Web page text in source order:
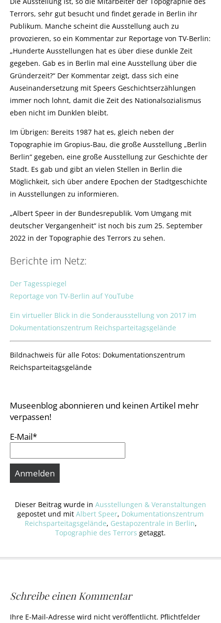
Terrors, sehr gut besucht und findet gerade in Berlin ihr
Publikum. Manche scheint die Ausstellung auch zu
provozieren, so ein Kommentar zur Reportage von TV-Berlin:
„Hunderte Ausstellungen hat es über diese dunkle Zeit
gegeben. Gab es in Berlin mal eine Ausstellung über die
Gründerzeit?“ Der Kommentar zeigt, dass sich eine
Auseinandersetzung mit Speers Geschichtserzählungen
immer noch lohnt, damit die Zeit des Nationalsozialismus
eben nicht im Dunklen bleibt.
Im Übrigen: Bereits 1987 hat es, gleich neben der
Topographie im Gropius-Bau, die große Ausstellung „Berlin
Berlin“ gegeben, eine große Ausstellung zur Geschichte der
Stadt. Es gab und gibt an vielen Stellen in Berlin die
Möglichkeit, sich über andere Epochen der Stadtgeschichte
in Ausstellungen zu informieren.
„Albert Speer in der Bundesrepublik. Vom Umgang mit
deutscher Vergangenheit“ ist noch bis zum 25. September
2022 in der Topographie des Terrors zu sehen.
Berichte im Netz:
Der Tagesspiegel
Reportage von TV-Berlin auf YouTube
Ein virtueller Blick in die Sonderausstellung von 2017 im
Dokumentationszentrum Reichsparteitagsgelände
Bildnachweis für alle Fotos: Dokumentationszentrum
Reichsparteitagsgelände
Museenblog abonnieren und keinen Artikel mehr
verpassen!
E-Mail*
Dieser Beitrag wurde in Ausstellungen & Veranstaltungen
gepostet und mit Albert Speer, Dokumentationszentrum
Reichsparteitagsgelände, Gestapozentrale in Berlin,
Topographie des Terrors getaggt.
Schreibe einen Kommentar
Ihre E-Mail-Adresse wird nicht veröffentlicht. Pflichtfelder